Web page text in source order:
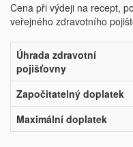
Cena při výdeji na recept,
veřejného zdravotního
Úhrada zdravotní
pojišťovny
Započitatelný doplatek
Maximální doplatek